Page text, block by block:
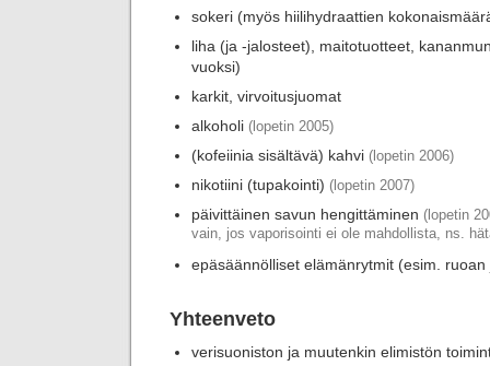
sokeri (myös hiilihydraattien
liha (ja -jalosteet), maitotuotteet,
vuoksi)
karkit, virvoitusjuomat
alkoholi (lopetin 2005)
(kofeiinia sisältävä) kahvi (lopetin 2006)
nikotiini (tupakointi) (lopetin 2007)
päivittäinen savun hengittäminen (lopetin
vain, jos vaporisointi ei ole mahdollista, ns.
epäsäännölliset elämänrytmit (esim.
Yhteenveto
verisuoniston ja muutenkin elimistön